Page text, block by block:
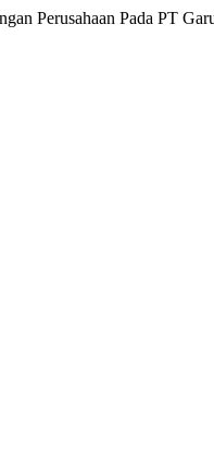
Perusahaan Pada PT